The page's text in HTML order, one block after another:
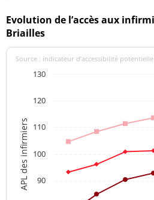
Evolution de l’accès aux
Briailles
APL des infirmiers
Source : indicateur d’accessibilité potentielle
90
100
110
120
130